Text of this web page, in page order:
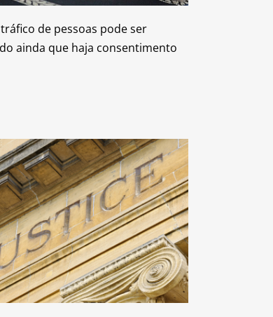
de pessoas pode ser
ainda que haja consentimento